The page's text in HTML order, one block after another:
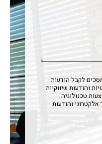
לקבל הודעות
והודעות שיווקיות
טכנולוגיה
והודעות